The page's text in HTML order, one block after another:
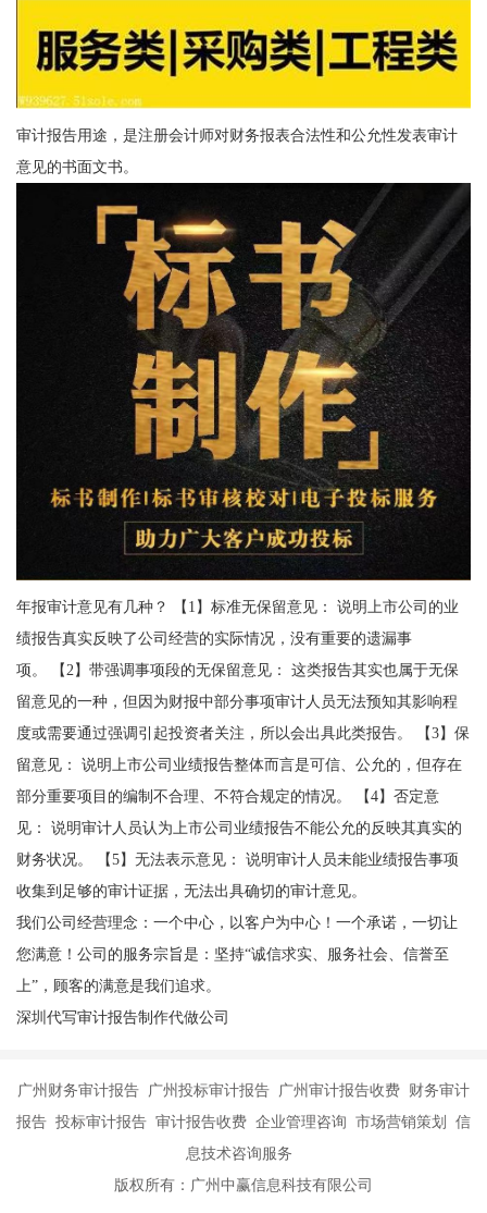
审计报告用途，是注册会计师对财务报表合法性和公允性发表审计
意见的书面文书。
年报审计意见有几种？ 【1】标准无保留意见： 说明上市公司的业
绩报告真实反映了公司经营的实际情况，没有重要的遗漏事
项。 【2】带强调事项段的无保留意见： 这类报告其实也属于无保
留意见的一种，但因为财报中部分事项审计人员无法预知其影响程
度或需要通过强调引起投资者关注，所以会出具此类报告。 【3】保
留意见： 说明上市公司业绩报告整体而言是可信、公允的，但存在
部分重要项目的编制不合理、不符合规定的情况。 【4】否定意
见： 说明审计人员认为上市公司业绩报告不能公允的反映其真实的
财务状况。 【5】无法表示意见： 说明审计人员未能业绩报告事项
收集到足够的审计证据，无法出具确切的审计意见。
我们公司经营理念：一个中心，以客户为中心！一个承诺，一切让
您满意！公司的服务宗旨是：坚持“诚信求实、服务社会、信誉至
上”，顾客的满意是我们追求。
深圳代写审计报告制作代做公司
广州财务审计报告 广州投标审计报告 广州审计报告收费 财务审计
报告 投标审计报告 审计报告收费 企业管理咨询 市场营销策划 信
息技术咨询服务
版权所有：广州中赢信息科技有限公司